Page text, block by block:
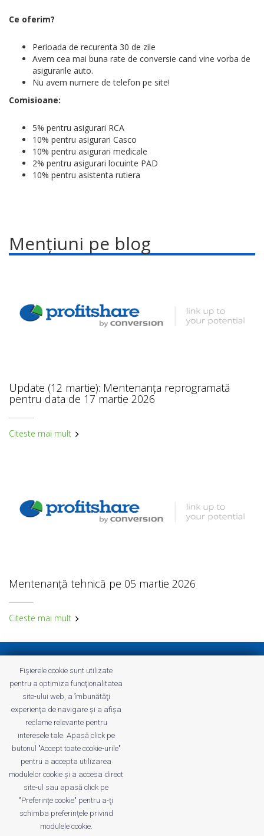
Ce oferim?
Perioada de recurenta 30 de zile
Avem cea mai buna rate de conversie cand vine vorba de
asigurarile auto.
Nu avem numere de telefon pe site!
Comisioane:
5% pentru asigurari RCA
10% pentru asigurari Casco
10% pentru asigurari medicale
2% pentru asigurari locuinte PAD
10% pentru asistenta rutiera
Mențiuni pe blog
Update (12 martie): Mentenanța reprogramată
pentru data de 17 martie 2026
Citeste mai mult
Mentenanță tehnică pe 05 martie 2026
Citeste mai mult
Termeni și Condiții Profitshare
Întrebări frecvente
Politica de confidenţialitate
Cariere
profitshare.ro
© 2026
Fișierele cookie sunt utilizate
pentru a optimiza funcţionalitatea
site-ului web, a îmbunătăţi
experienţa de navigare şi a afişa
reclame relevante pentru
interesele tale. Apasă click pe
butonul "Accept toate cookie-urile"
pentru a accepta utilizarea
modulelor cookie şi a accesa direct
site-ul sau apasă click pe
"Preferințe cookie" pentru a-ţi
schimba preferinţele privind
modulele cookie.